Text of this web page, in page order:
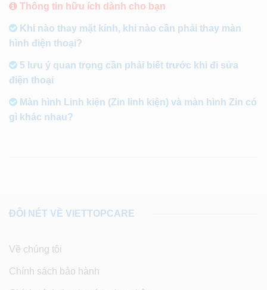
Thông tin hữu ích dành cho bạn
Khi nào thay mặt kính, khi nào cần phải thay màn
hình điện thoại?
5 lưu ý quan trọng cần phải biết trước khi đi sửa
điện thoại
Màn hình Linh kiện (Zin linh kiện) và màn hình Zin có
gì khác nhau?
ĐÔI NÉT VỀ VIETTOPCARE
Về chúng tôi
Chính sách bảo hành